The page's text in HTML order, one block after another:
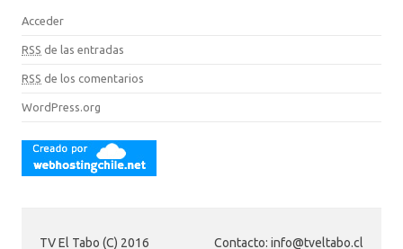
Acceder
RSS de las entradas
RSS de los comentarios
WordPress.org
TV El Tabo (C) 2016 Contacto: info@tveltabo.cl